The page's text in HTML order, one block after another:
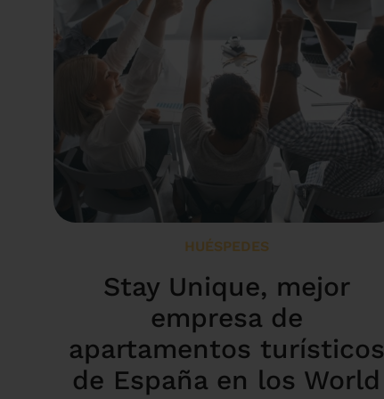
HUÉSPEDES
Stay Unique, mejor
empresa de
apartamentos turísticos
de España en los World